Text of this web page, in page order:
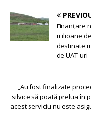
Finanțare
milioane
destinate
de UAT-uri
„Au fost finalizate
silvice să poată prelua în
acest serviciu nu este